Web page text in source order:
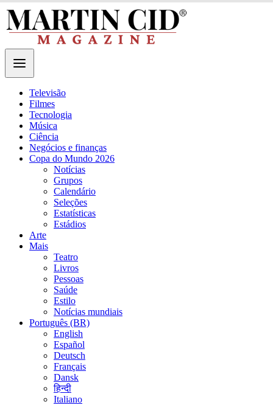
Televisão
Filmes
Tecnologia
Música
Ciência
Negócios e finanças
Copa do Mundo 2026
Notícias
Grupos
Calendário
Seleções
Estatísticas
Estádios
Arte
Mais
Teatro
Livros
Pessoas
Saúde
Estilo
Notícias mundiais
Português (BR)
English
Español
Deutsch
Français
Dansk
हिन्दी
Italiano